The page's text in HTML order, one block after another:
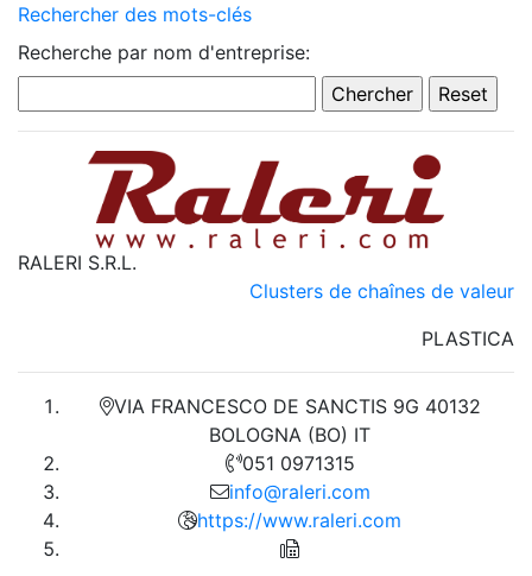
Rechercher des mots-clés
Recherche par nom d'entreprise:
RALERI S.R.L.
Clusters de chaînes de valeur
PLASTICA
VIA FRANCESCO DE SANCTIS 9G 40132
BOLOGNA (BO) IT
051 0971315
info@raleri.com
https://www.raleri.com